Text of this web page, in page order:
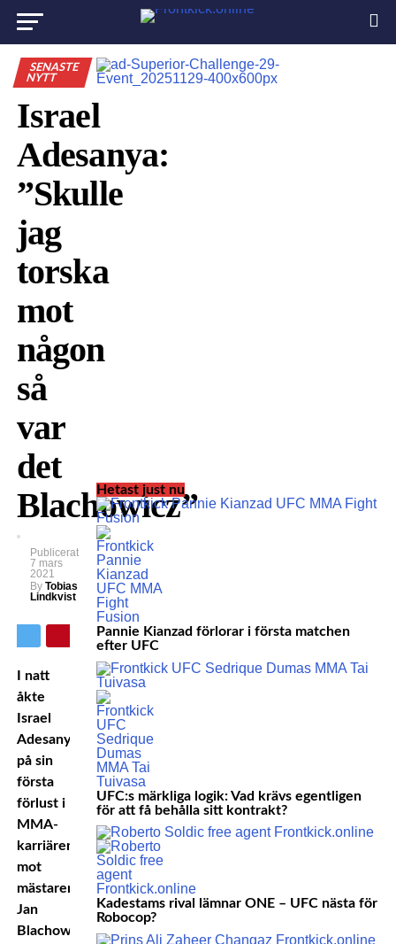
SENASTE
NYTT
Israel
Adesanya:
”Skulle
jag
torska
mot
någon
så
var
det
Blachowicz”
Publicerat
7 mars
2021
By Tobias
Lindkvist
I natt
åkte
Israel
Adesanya
på sin
första
förlust i
MMA-
karriären
mot
mästaren
Jan
Blachowicz.
Hetast just nu
Pannie Kianzad förlorar i första matchen
efter UFC
UFC:s märkliga logik: Vad krävs egentligen
för att få behålla sitt kontrakt?
Kadestams rival lämnar ONE – UFC nästa för
Robocop?